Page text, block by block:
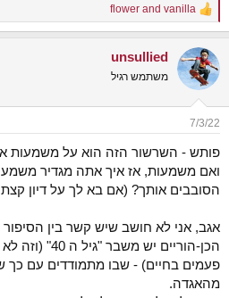
R
e
c
t
i
s
vanilla
flower
unsullied
משתמש רגיל
7/3/22
פותש - השרשור הזה הוא על משמעות
ואם משמעות, אז איך אתה מגדיר
הסובבים אותך? (אם בא לך על דיון קצת
אגב, אני לא חושב שיש קשר בין
הכן-הוריים יש
פעמים בחיים) - שבו מתמודדים עם כך
מהאגדה.